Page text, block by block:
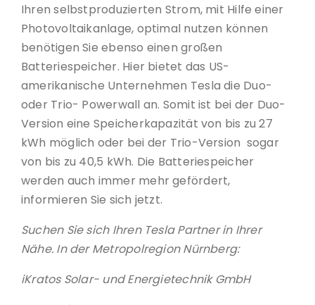
Ihren selbstproduzierten Strom, mit Hilfe einer
Photovoltaikanlage, optimal nutzen können
benötigen Sie ebenso einen großen
Batteriespeicher. Hier bietet das US-
amerikanische Unternehmen Tesla die Duo-
oder Trio- Powerwall an. Somit ist bei der Duo-
Version eine Speicherkapazität von bis zu 27
kWh möglich oder bei der Trio-Version sogar
von bis zu 40,5 kWh. Die Batteriespeicher
werden auch immer mehr gefördert,
informieren Sie sich jetzt.
Suchen Sie sich Ihren Tesla Partner in Ihrer
Nähe. In der Metropolregion Nürnberg:
iKratos Solar- und Energietechnik GmbH